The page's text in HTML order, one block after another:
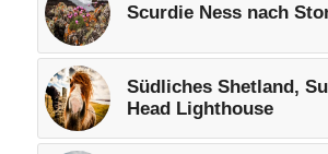
Scurdie Ness nach
Südliches Shetland,
Head Lighthouse